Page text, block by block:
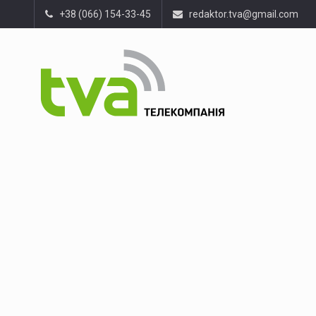
+38 (066) 154-33-45 redaktor.tva@gmail.com